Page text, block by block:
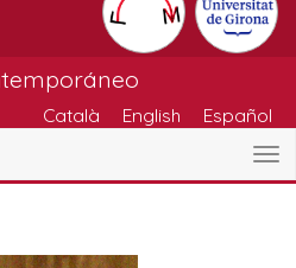
Català English Español